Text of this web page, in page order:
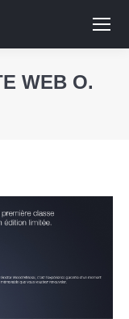
WEB O.